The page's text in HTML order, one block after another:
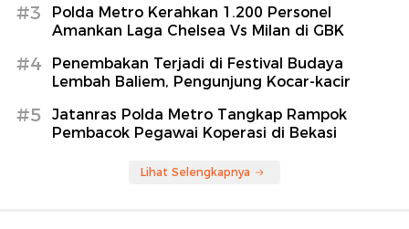
#3
Polda Metro Kerahkan 1.200 Personel
Amankan Laga Chelsea Vs Milan di GBK
#4
Penembakan Terjadi di Festival Budaya
Lembah Baliem, Pengunjung Kocar-kacir
#5
Jatanras Polda Metro Tangkap Rampok
Pembacok Pegawai Koperasi di Bekasi
Lihat Selengkapnya